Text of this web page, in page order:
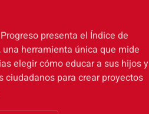
presenta el Índice de
herramienta única que mide
elegir cómo educar a sus hijos y
ciudadanos para crear proyectos